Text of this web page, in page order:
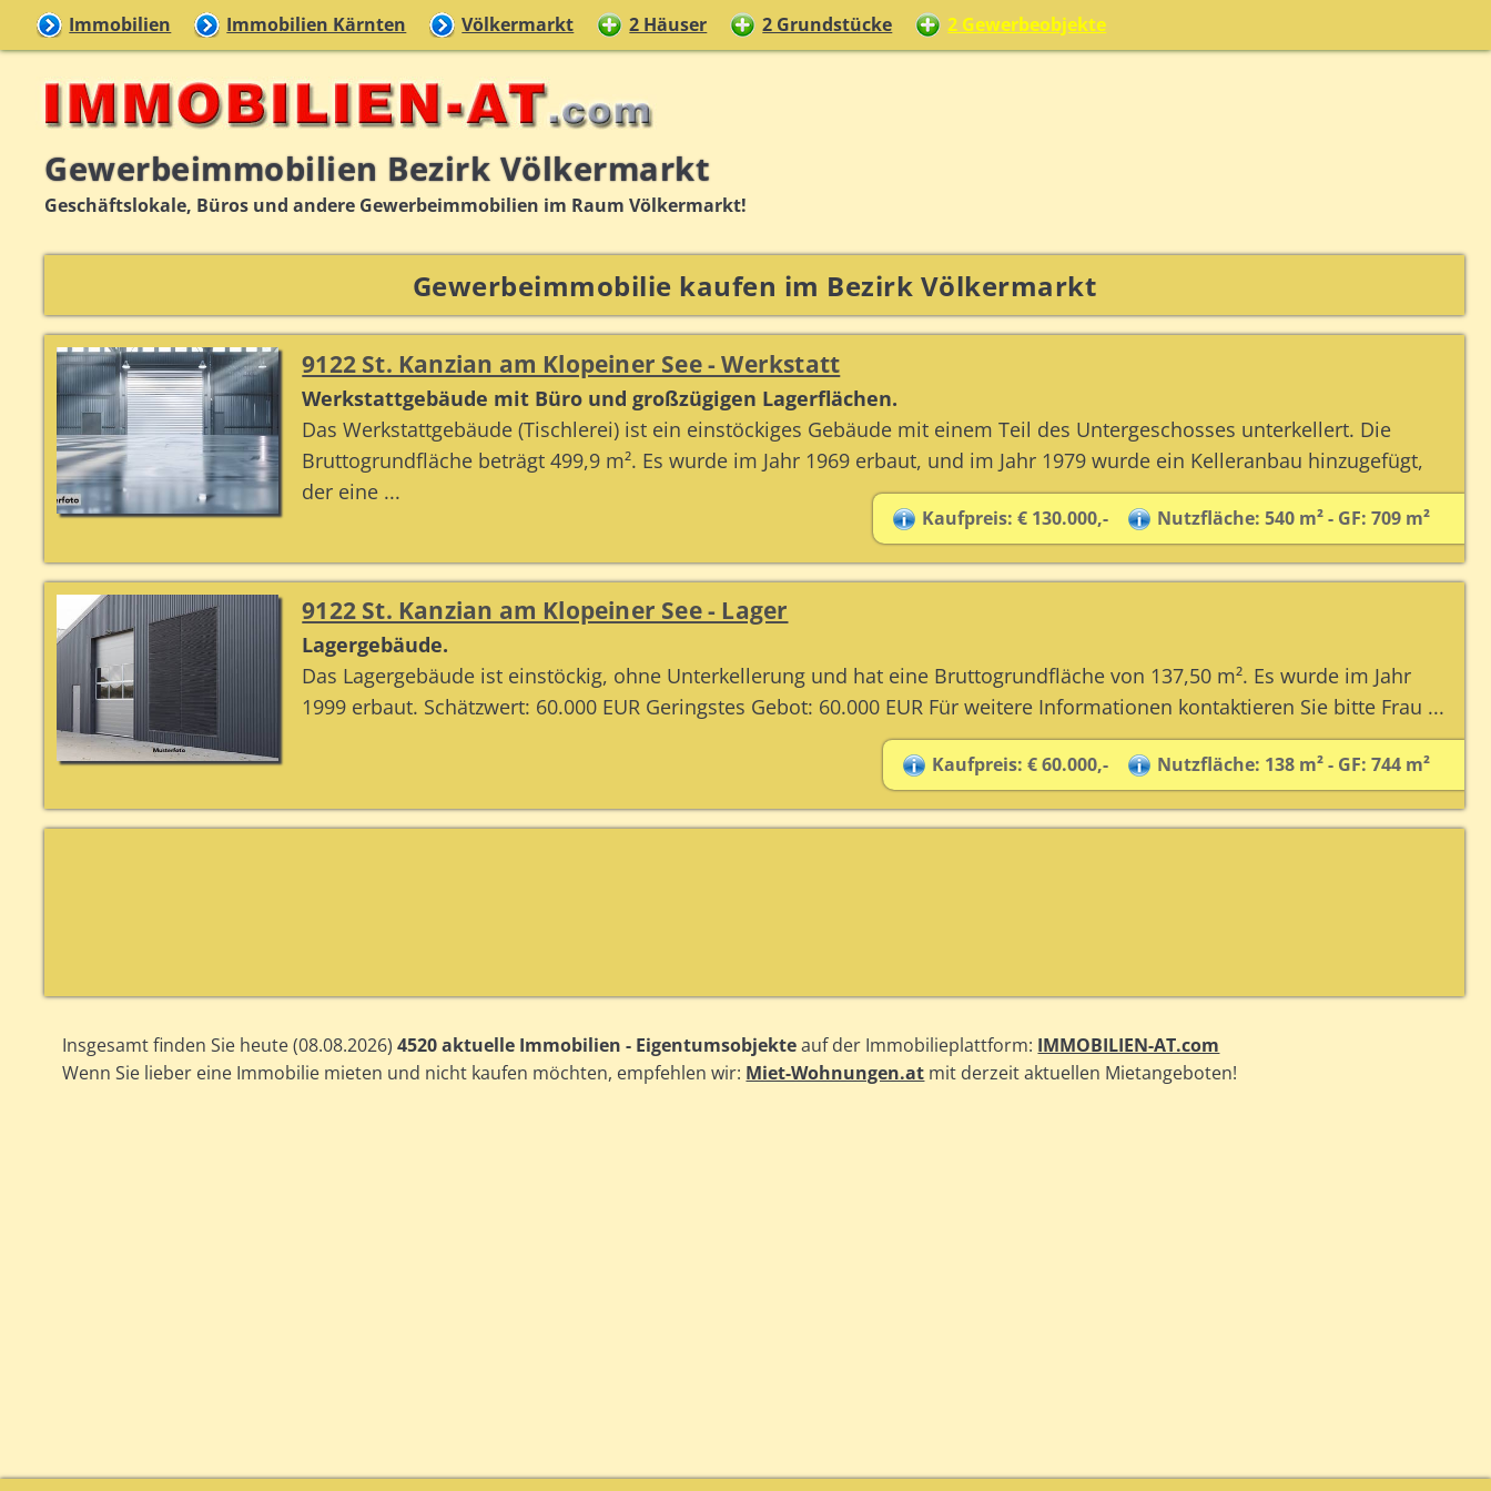
Immobilien Immobilien Kärnten Völkermarkt 2 Häuser 2 Grundstücke 2 Gewerbeobjekte
Gewerbeimmobilien Bezirk Völkermarkt
Geschäftslokale, Büros und andere Gewerbeimmobilien im Raum Völkermarkt!
Gewerbeimmobilie kaufen im Bezirk Völkermarkt
9122 St. Kanzian am Klopeiner See - Werkstatt
Werkstattgebäude mit Büro und großzügigen Lagerflächen.
Das Werkstattgebäude (Tischlerei) ist ein einstöckiges Gebäude mit einem Teil des Untergeschosses unterkellert. Die
Bruttogrundfläche beträgt 499,9 m². Es wurde im Jahr 1969 erbaut, und im Jahr 1979 wurde ein Kelleranbau hinzugefügt,
der eine ...
Kaufpreis: € 130.000,- Nutzfläche: 540 m² - GF: 709 m²
9122 St. Kanzian am Klopeiner See - Lager
Lagergebäude.
Das Lagergebäude ist einstöckig, ohne Unterkellerung und hat eine Bruttogrundfläche von 137,50 m². Es wurde im Jahr
1999 erbaut. Schätzwert: 60.000 EUR Geringstes Gebot: 60.000 EUR Für weitere Informationen kontaktieren Sie bitte Frau ...
Kaufpreis: € 60.000,- Nutzfläche: 138 m² - GF: 744 m²
Insgesamt finden Sie heute (08.08.2026)4520 aktuelle Immobilien - Eigentumsobjekteauf der Immobilieplattform: IMMOBILIEN-AT.com
Wenn Sie lieber eine Immobilie mieten und nicht kaufen möchten, empfehlen wir: Miet-Wohnungen.at mit derzeit aktuellen Mietangeboten!